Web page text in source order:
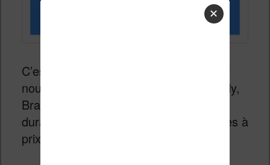
C’est un super week-end de lecture qui
nous attend puis que les éditeurs Milady,
Bragelonne et Castelmore proposent
durant trois jours des centaines de livres à
prix réduit.
✕